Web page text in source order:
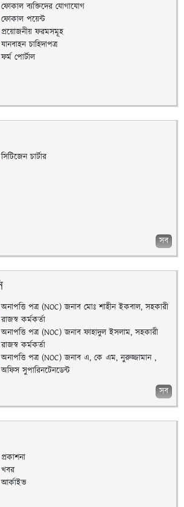
ফোকাল ব্যক্তিদের যোগাযোগ
ফোকাল পয়েন্ট
প্রয়োজনীয় ফরমসমূহ
যানবাহন চাহিদাপত্র
ফর্ম পোর্টাল
সিটিজেন চার্টার
সব
অনাপত্তি পত্র (NOC) জনাব মোঃ শাহীন ইকবাল, সহকারী
রাজস্ব কর্মকর্তা
অনাপত্তি পত্র (NOC) জনাব ফাহাদুল ইসলাম, সহকারী
রাজস্ব কর্মকর্তা
অনাপত্তি পত্র (NOC) জনাব এ, কে এম, নুরুজ্জামান ,
অফিস সুপারিনটেনডেন্ট
সব
প্রকাশনা
খবর
আর্কাইভ